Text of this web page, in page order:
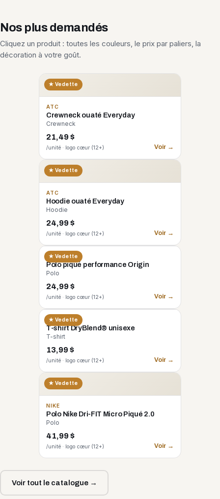
Nos plus demandés
Cliquez un produit : toutes les couleurs, le prix par paliers, la
décoration à votre goût.
★ Vedette
ATC
Crewneck ouaté Everyday
Crewneck
21,49 $
/unité · logo cœur (12+) Voir →
★ Vedette
ATC
Hoodie ouaté Everyday
Hoodie
24,99 $
/unité · logo cœur (12+) Voir →
★ Vedette
CORE 365
Polo piqué performance Origin
Polo
24,99 $
/unité · logo cœur (12+) Voir →
★ Vedette
GILDAN
T-shirt DryBlend® unisexe
T-shirt
13,99 $
/unité · logo cœur (12+) Voir →
★ Vedette
NIKE
Polo Nike Dri-FIT Micro Piqué 2.0
Polo
41,99 $
/unité · logo cœur (12+) Voir →
Voir tout le catalogue →